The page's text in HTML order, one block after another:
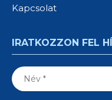
Kapcsolat
IRATKOZZON FEL